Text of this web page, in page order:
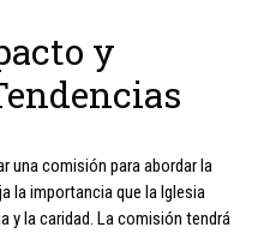
y
una comisión para abordar la
la importancia que la Iglesia
y la caridad. La comisión tendrá